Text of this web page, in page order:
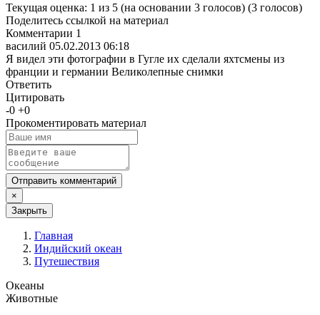
Текущая оценка: 1 из 5 (на основании 3 голосов) (3 голосов)
Поделитесь ссылкой на материал
Комментарии 1
василий 05.02.2013 06:18
Я видел эти фотографии в Гугле их сделали яхтсмены из
франции и германии Великолепные снимки
Ответить
Цитировать
-0 +0
Прокоментировать материал
Отправить комментарий
×
Закрыть
Главная
Индийский океан
Путешествия
Океаны
Животные